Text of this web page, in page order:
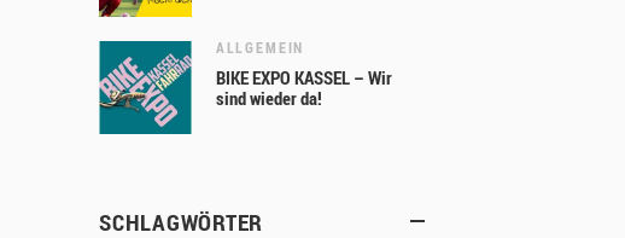
ALLGEMEIN
BIKE EXPO KASSEL – Wir
sind wieder da!
SCHLAGWÖRTER